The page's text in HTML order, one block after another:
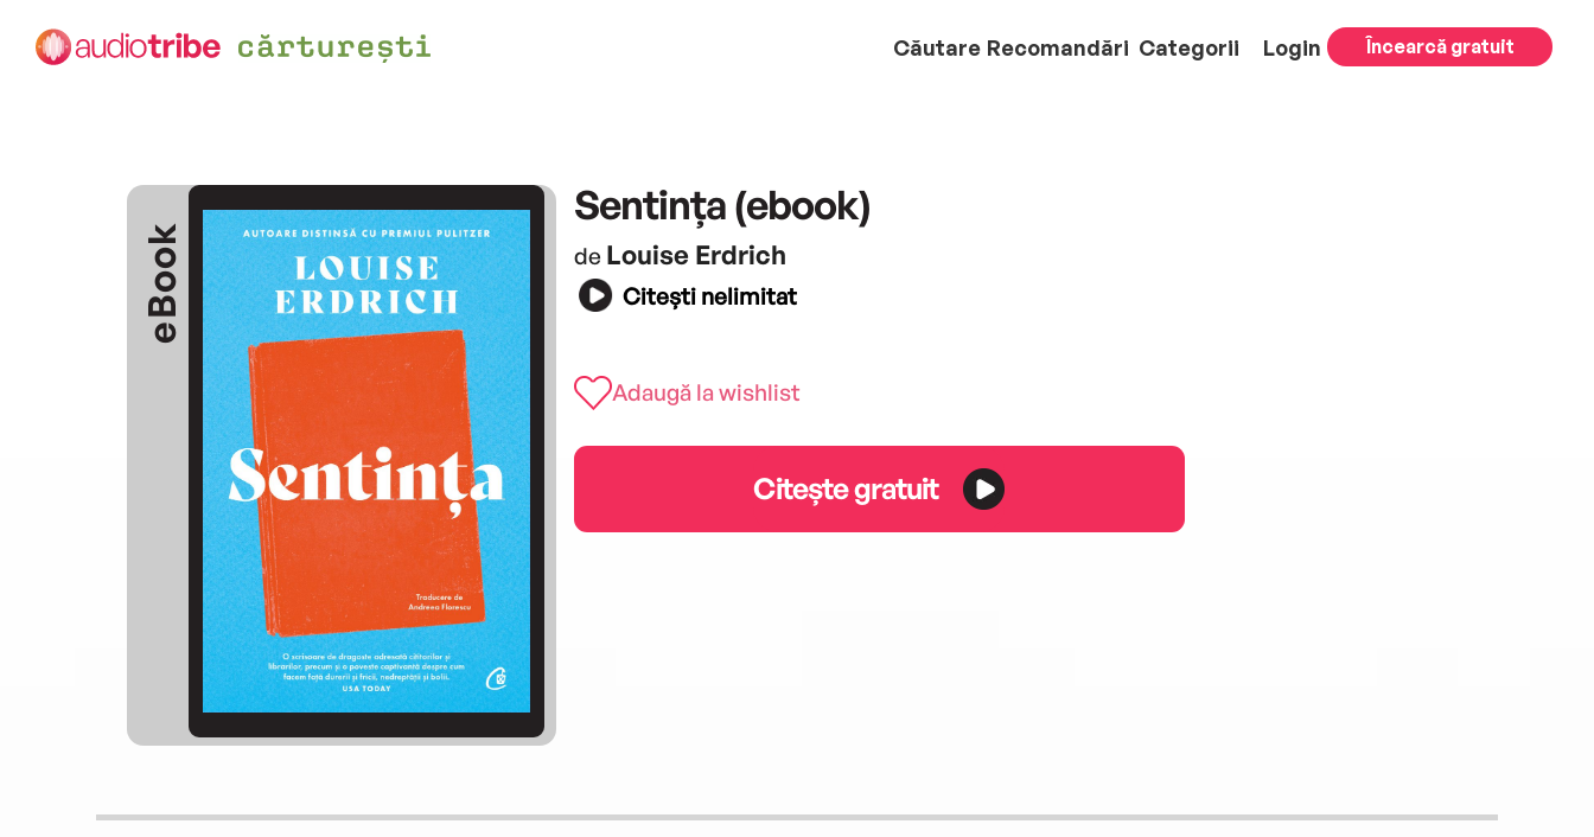
Căutare Recomandări Categorii Login Încearcă gratuit
eBook
Sentința (ebook)
de Louise Erdrich
Citești nelimitat
Adaugă la wishlist
Citește gratuit